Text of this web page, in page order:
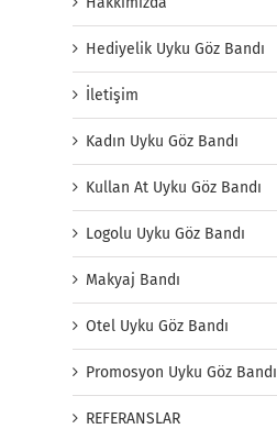
Hediyelik Uyku Göz Bandı
İletişim
Kadın Uyku Göz Bandı
Kullan At Uyku Göz Bandı
Logolu Uyku Göz Bandı
Makyaj Bandı
Otel Uyku Göz Bandı
Promosyon Uyku Göz Bandı
REFERANSLAR